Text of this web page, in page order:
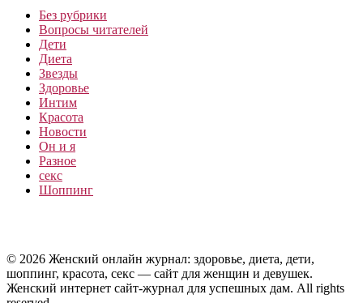
Без рубрики
Вопросы читателей
Дети
Диета
Звезды
Здоровье
Интим
Красота
Новости
Он и я
Разное
секс
Шоппинг
© 2026 Женский онлайн журнал: здоровье, диета, дети,
шоппинг, красота, секс — сайт для женщин и девушек.
Женский интернет сайт-журнал для успешных дам. All rights